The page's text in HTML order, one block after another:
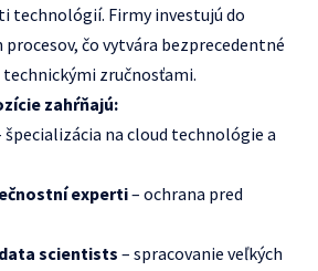
technológií. Firmy investujú do
čo vytvára bezprecedentné
zručnosťami.
zahŕňajú:
špecializácia na cloud technológie a
experti– ochrana pred
scientists – spracovanie veľkých